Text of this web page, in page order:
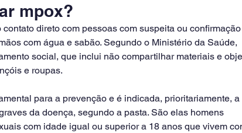
mpox?
direto com pessoas com suspeita ou
com água e sabão. Segundo o Ministério da Saúde,
social, que inclui não compartilhar materiais e
e roupas.
para a prevenção e é indicada, prioritariamente, a
da doença, segundo a pasta. São elas homens
com idade igual ou superior a 18 anos que vivem